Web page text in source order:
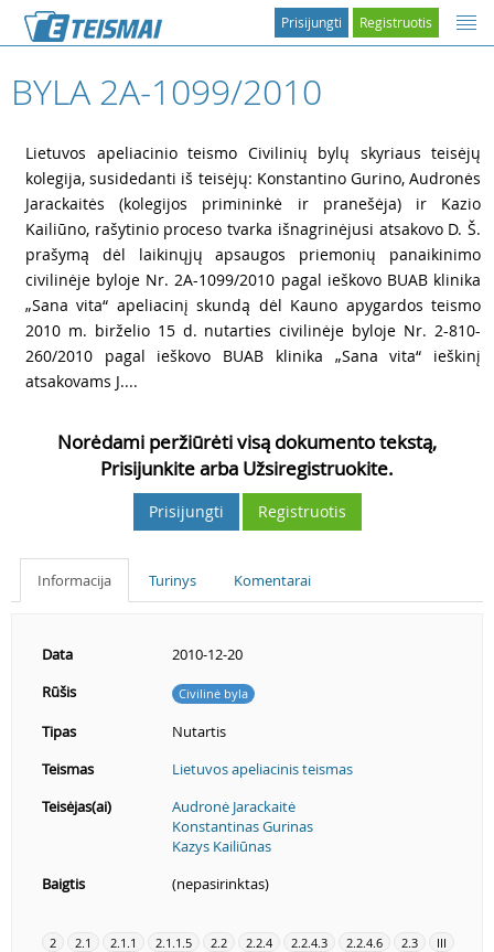
Registruotis
Prisijungti
BYLA 2A-1099/2010
Lietuvos apeliacinio teismo Civilinių bylų skyriaus teisėjų
kolegija, susidedanti iš teisėjų: Konstantino Gurino, Audronės
Jarackaitės (kolegijos primininkė ir pranešėja) ir Kazio
Kailiūno, rašytinio proceso tvarka išnagrinėjusi atsakovo D. Š.
prašymą dėl laikinųjų apsaugos priemonių panaikinimo
civilinėje byloje Nr. 2A-1099/2010 pagal ieškovo BUAB klinika
„Sana vita“ apeliacinį skundą dėl Kauno apygardos teismo
2010 m. birželio 15 d. nutarties civilinėje byloje Nr. 2-810-
260/2010 pagal ieškovo BUAB klinika „Sana vita“ ieškinį
atsakovams J....
Norėdami peržiūrėti visą dokumento tekstą,
Prisijunkite arba Užsiregistruokite.
Prisijungti Registruotis
Informacija Turinys Komentarai
Data
2010-12-20
Rūšis
Civilinė byla
Tipas
Nutartis
Teismas
Lietuvos apeliacinis teismas
Teisėjas(ai)
Audronė Jarackaitė
Konstantinas Gurinas
Kazys Kailiūnas
Baigtis
(nepasirinktas)
2 2.1 2.1.1 2.1.1.5 2.2 2.2.4 2.2.4.3 2.2.4.6 2.3
III